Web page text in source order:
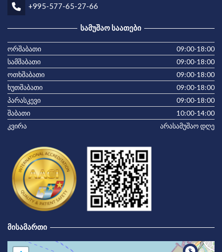
+995-577-65-27-66
ᲡᲐᲛᲣᲨᲐᲝ ᲡᲐᲐᲗᲔᲑᲘ
ორშაბათი
09:00-18:00
სამშაბათი
09:00-18:00
ოთხშაბათი
09:00-18:00
ხუთშაბათი
09:00-18:00
პარასკევი
09:00-18:00
შაბათი
10:00-14:00
კვირა
არასამუშაო დღე
ᲛᲘᲡᲐᲛᲐᲠᲗᲘ